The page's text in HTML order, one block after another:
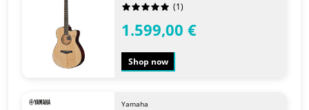
(1)
1.599,00 €
Shop now
Yamaha